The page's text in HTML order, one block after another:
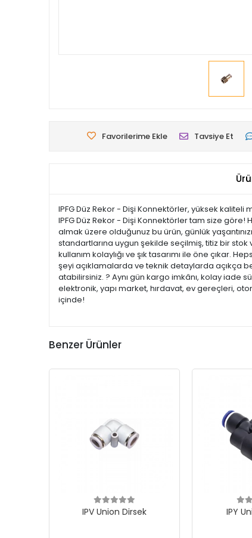
Favorilerime Ekle Tavsiye Et
IPFG Düz Rekor - Dişi Konnektörler, yüksek
IPFG Düz Rekor - Dişi Konnektörler tam size
almak üzere olduğunuz bu ürün, günlük
standartlarına uygun şekilde seçilmiş, titiz bir stok
kullanım kolaylığı ve şık tasarımı ile öne
şeyi açıklamalarda ve teknik detaylarda açıkça
atabilirsiniz. ? Aynı gün kargo imkânı, kolay iade
elektronik, yapı market, hırdavat, ev gereçleri,
içinde!
Benzer Ürünler
IPV Union Dirsek IPY